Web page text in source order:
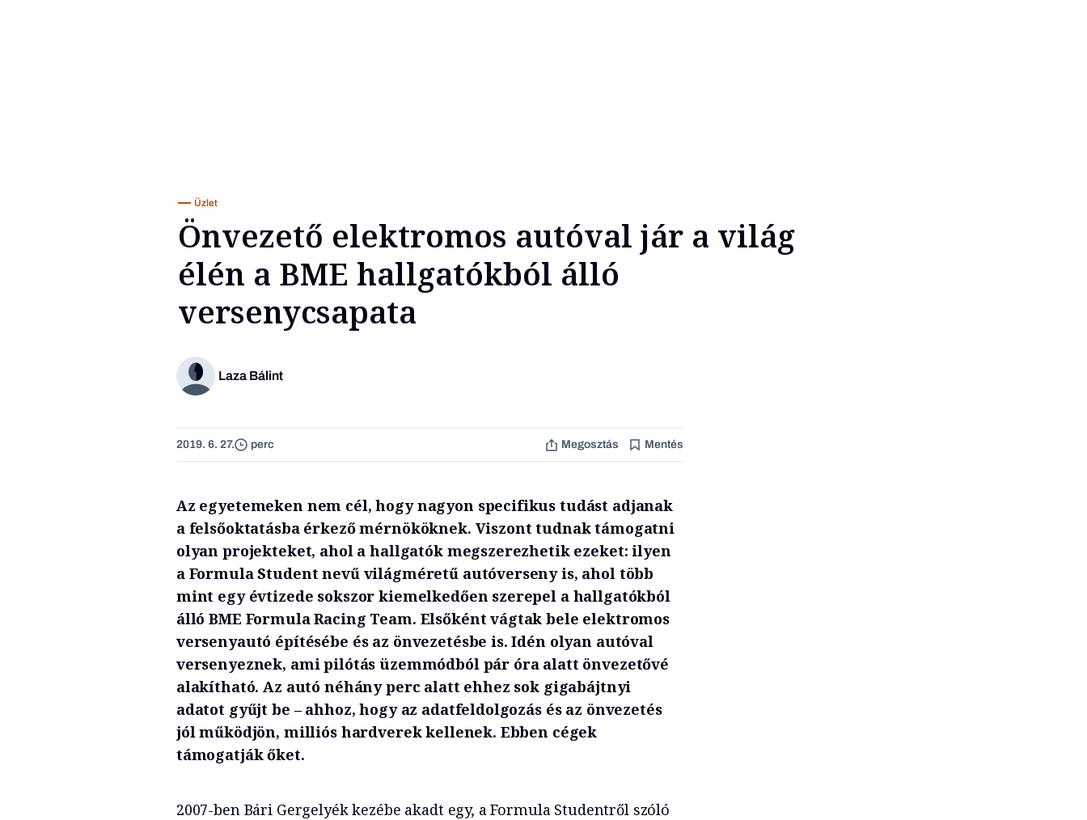
Üzlet
Önvezető elektromos autóval jár a világ
élén a BME hallgatókból álló
versenycsapata
Laza Bálint
2019. 6. 27. perc Megosztás Mentés
Az egyetemeken nem cél, hogy nagyon specifikus tudást adjanak
a felsőoktatásba érkező mérnököknek. Viszont tudnak támogatni
olyan projekteket, ahol a hallgatók megszerezhetik ezeket: ilyen
a Formula Student nevű világméretű autóverseny is, ahol több
mint egy évtizede sokszor kiemelkedően szerepel a hallgatókból
álló BME Formula Racing Team. Elsőként vágtak bele elektromos
versenyautó építésébe és az önvezetésbe is. Idén olyan autóval
versenyeznek, ami pilótás üzemmódból pár óra alatt önvezetővé
alakítható. Az autó néhány perc alatt ehhez sok gigabájtnyi
adatot gyűjt be – ahhoz, hogy az adatfeldolgozás és az önvezetés
jól működjön, milliós hardverek kellenek. Ebben cégek
támogatják őket.
2007-ben Bári Gergelyék kezébe akadt egy, a Formula Studentről szóló